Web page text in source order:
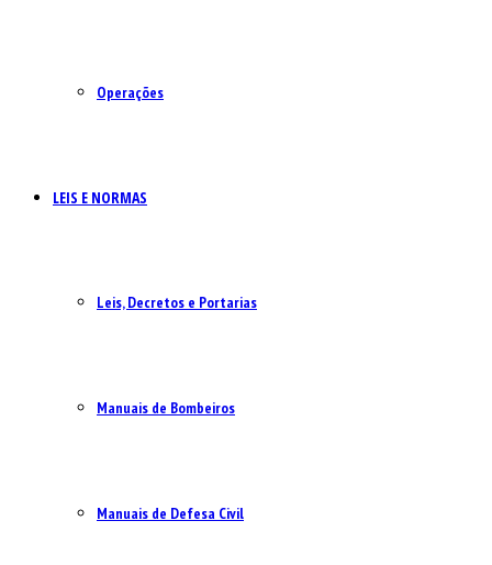
Operações
LEIS E NORMAS
Leis, Decretos e Portarias
Manuais de Bombeiros
Manuais de Defesa Civil